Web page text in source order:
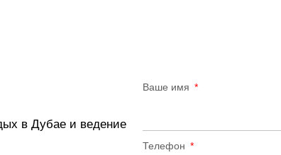
в Дубае и ведение
Ваше имя
Телефон